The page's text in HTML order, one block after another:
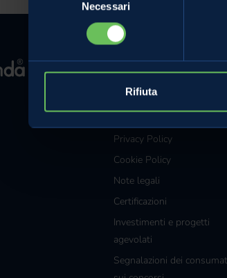
Necessari
Rifiuta
L'azienda
Comunicati Stampa
Privacy Policy
Cookie Policy
Note legali
Certificazioni
Investimenti e progetti
agevolati
Segnalazioni dei